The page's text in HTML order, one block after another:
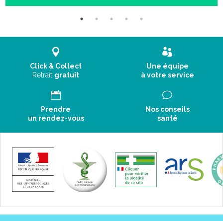
Click & Collect
Retrait gratuit
Une équipe
à votre service
Prendre
un rendez-vous
Nos conseils
santé